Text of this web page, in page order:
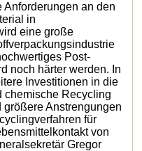
an den
in
eine große
Post-
noch härter werden. In
Investitionen in die
chemische Recycling
Anstrengungen
für
von
Gregor